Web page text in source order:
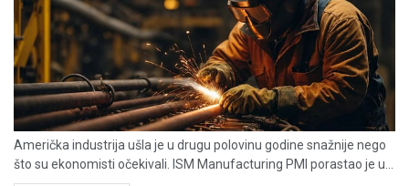
Američka industrija ušla je u drugu polovinu godine snažnije nego
što su ekonomisti očekivali. ISM Manufacturing PMI porastao je u...